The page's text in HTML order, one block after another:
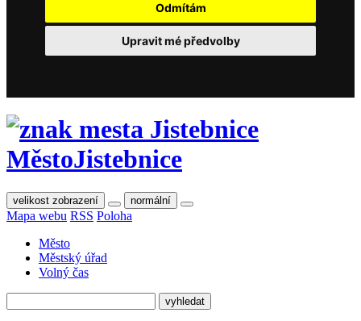
Odmítám
Upravit mé předvolby
MěstoJistebnice
velikost zobrazení normální
Mapa webu RSS Poloha
Město
Městský úřad
Volný čas